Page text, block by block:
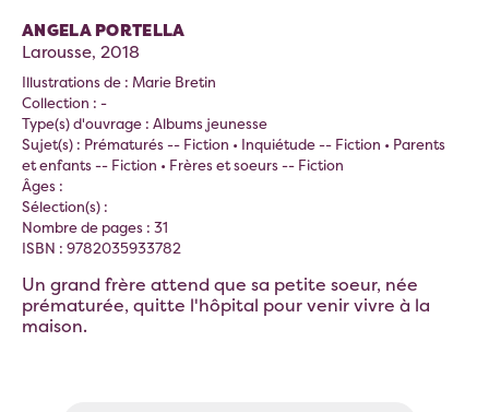
ANGELA PORTELLA
Larousse, 2018
Illustrations de : Marie Bretin
Collection : -
Type(s) d'ouvrage : Albums jeunesse
Sujet(s) : Prématurés -- Fiction • Inquiétude -- Fiction • Parents
et enfants -- Fiction • Frères et soeurs -- Fiction
Âges :
Sélection(s) :
Nombre de pages : 31
ISBN : 9782035933782
Un grand frère attend que sa petite soeur, née
prématurée, quitte l'hôpital pour venir vivre à la
maison.